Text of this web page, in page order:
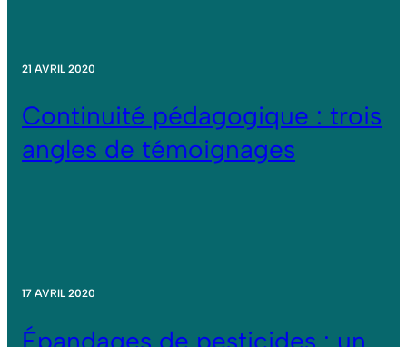
21 AVRIL 2020
Continuité pédagogique : trois
angles de témoignages
17 AVRIL 2020
Épandages de pesticides : un